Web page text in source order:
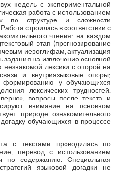
недель с экспериментальной
работа с использованием
по структуре и сложности
строилась в соответствии с
чтения: на каждом
этап (прогнозирование
иероглифам, актуализация
на извлечение основной
лексики с опорой на
и внутриязыковые опоры;
формированию у обучающихся
лексических трудностей.
вопросы после текста и
внимание на основном
природе ознакомительного
обучающихся в процессе
с текстами проводилась по
перевод с использованием
по содержанию. Специальная
языковой догадки не